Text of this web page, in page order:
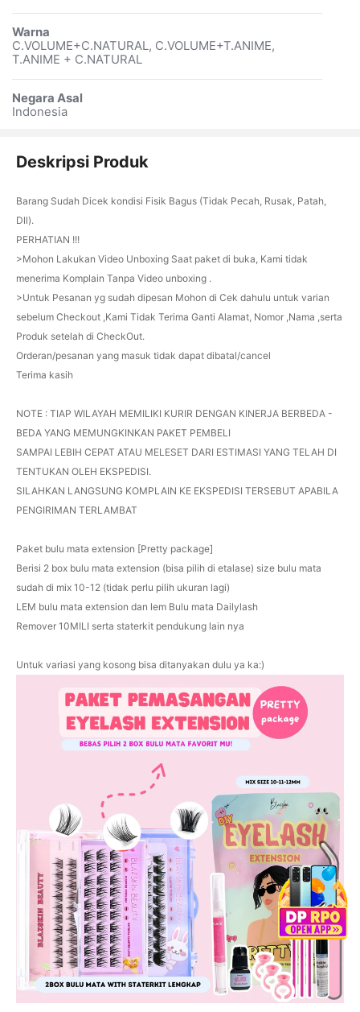
Warna
C.VOLUME+C.NATURAL, C.VOLUME+T.ANIME,
T.ANIME + C.NATURAL
Negara Asal
Indonesia
Deskripsi Produk
Barang Sudah Dicek kondisi Fisik Bagus (Tidak Pecah, Rusak, Patah,
Dll).
PERHATIAN !!!
>Mohon Lakukan Video Unboxing Saat paket di buka, Kami tidak
menerima Komplain Tanpa Video unboxing .
>Untuk Pesanan yg sudah dipesan Mohon di Cek dahulu untuk varian
sebelum Checkout ,Kami Tidak Terima Ganti Alamat, Nomor ,Nama ,serta
Produk setelah di CheckOut.
Orderan/pesanan yang masuk tidak dapat dibatal/cancel
Terima kasih
NOTE : TIAP WILAYAH MEMILIKI KURIR DENGAN KINERJA BERBEDA -
BEDA YANG MEMUNGKINKAN PAKET PEMBELI
SAMPAI LEBIH CEPAT ATAU MELESET DARI ESTIMASI YANG TELAH DI
TENTUKAN OLEH EKSPEDISI.
SILAHKAN LANGSUNG KOMPLAIN KE EKSPEDISI TERSEBUT APABILA
PENGIRIMAN TERLAMBAT
Paket bulu mata extension [Pretty package]
Berisi 2 box bulu mata extension (bisa pilih di etalase) size bulu mata
sudah di mix 10-12 (tidak perlu pilih ukuran lagi)
LEM bulu mata extension dan lem Bulu mata Dailylash
Remover 10MILI serta staterkit pendukung lain nya
Untuk variasi yang kosong bisa ditanyakan dulu ya ka:)